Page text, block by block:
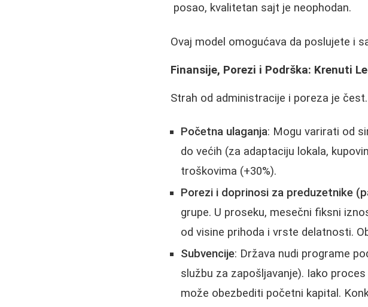
posao, kvalitetan sajt je neophodan.
Ovaj model omogućava da poslujete i
Finansije, Porezi i Podrška: Krenuti
Strah od administracije i poreza je
Početna ulaganja: Mogu varirati od
do većih (za adaptaciju lokala,
troškovima (+30%).
Porezi i doprinosi za preduzetnike
grupe. U proseku, mesečni fiksni
od visine prihoda i vrste delatnosti.
Subvencije: Država nudi programe
službu za zapošljavanje). Iako
može obezbediti početni kapital.